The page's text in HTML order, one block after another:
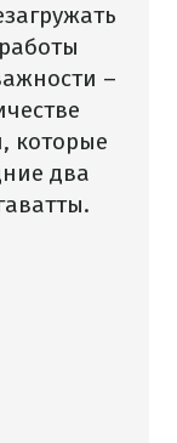
–
которые
два